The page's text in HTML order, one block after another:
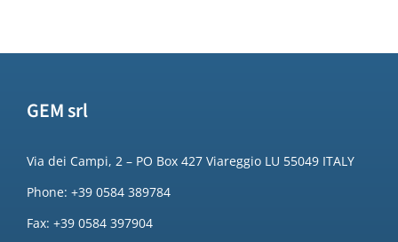
GEM srl
Via dei Campi, 2 – PO Box 427 Viareggio LU 55049 ITALY
Phone: +39 0584 389784
Fax: +39 0584 397904